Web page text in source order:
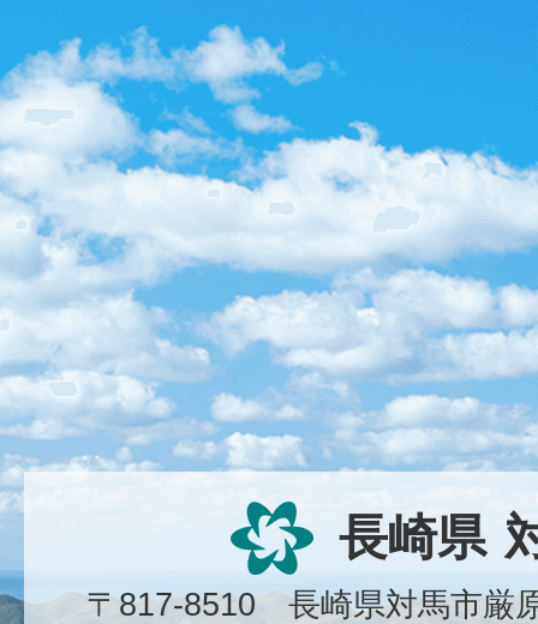
長崎県
〒817-8510 長崎県対馬市